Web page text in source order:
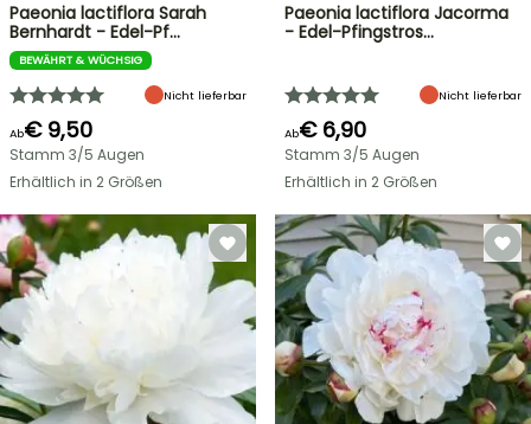
Paeonia lactiflora Sarah
Bernhardt - Edel-Pf…
BEWÄHRT & WÜCHSIG
Nicht lieferbar
Ab€ 9,50
Stamm 3/5 Augen
Erhältlich in 2 Größen
Paeonia lactiflora Jacorma
- Edel-Pfingstros…
Nicht lieferbar
Ab€ 6,90
Stamm 3/5 Augen
Erhältlich in 2 Größen